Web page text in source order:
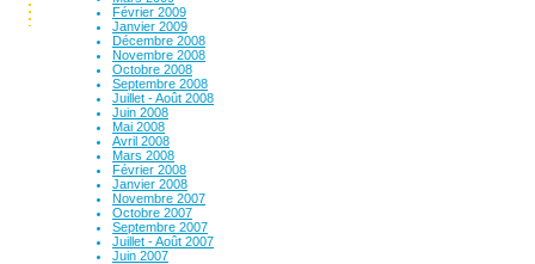
Février 2009
Janvier 2009
Décembre 2008
Novembre 2008
Octobre 2008
Septembre 2008
Juillet - Août 2008
Juin 2008
Mai 2008
Avril 2008
Mars 2008
Février 2008
Janvier 2008
Novembre 2007
Octobre 2007
Septembre 2007
Juillet - Août 2007
Juin 2007